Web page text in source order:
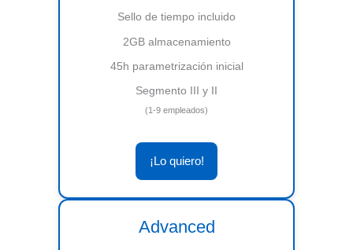
Sello de tiempo incluido
2GB almacenamiento
45h parametrización inicial
Segmento III y II
(1-9 empleados)
¡Lo quiero!
Advanced